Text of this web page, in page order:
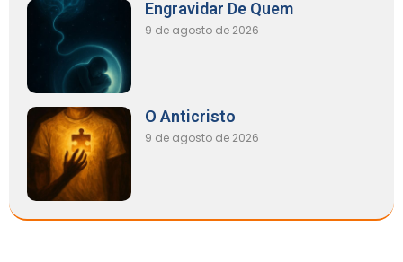
Engravidar De Quem
9 de agosto de 2026
O Anticristo
9 de agosto de 2026